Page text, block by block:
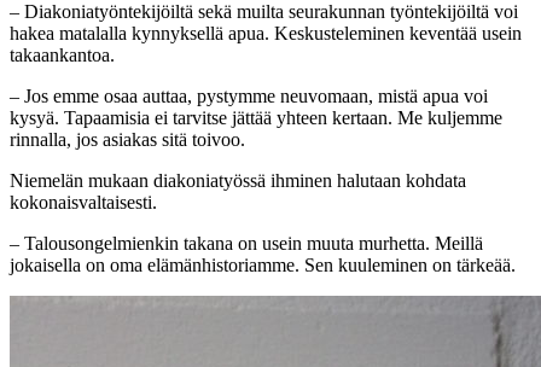
– Diakoniatyöntekijöiltä sekä muilta seurakunnan työntekijöiltä voi
hakea matalalla kynnyksellä apua. Keskusteleminen keventää usein
takaankantoa.
– Jos emme osaa auttaa, pystymme neuvomaan, mistä apua voi
kysyä. Tapaamisia ei tarvitse jättää yhteen kertaan. Me kuljemme
rinnalla, jos asiakas sitä toivoo.
Niemelän mukaan diakoniatyössä ihminen halutaan kohdata
kokonaisvaltaisesti.
– Talousongelmienkin takana on usein muuta murhetta. Meillä
jokaisella on oma elämänhistoriamme. Sen kuuleminen on tärkeää.